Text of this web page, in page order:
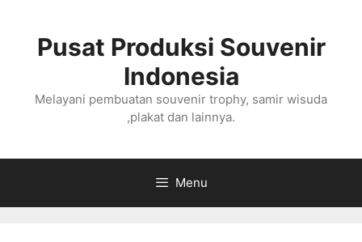
Pusat Produksi Souvenir
Indonesia
Melayani pembuatan souvenir trophy, samir wisuda
,plakat dan lainnya.
Menu